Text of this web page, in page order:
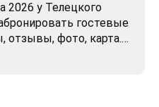
у Телецкого
гостевые
фото, карта.
недорого -